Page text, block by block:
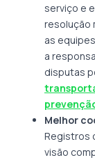
serviço e
resolução
as
a
disputas
Melhor
Registros
visão